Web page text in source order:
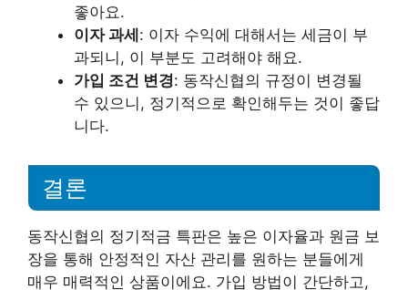
좋아요.
이자 과세 : 이자 수익에 대해서는 세금이 부
과되니, 이 부분도 고려해야 해요.
가입 조건 변경: 동작신협의 규정이 변경될
수 있으니, 정기적으로 확인해두는 것이 좋답
니다.
결론
동작신협의 정기적금 특판은 높은 이자율과 원금 보
장을 통해 안정적인 자산 관리를 원하는 분들에게
매우 매력적인 상품이에요. 가입 방법이 간단하고,